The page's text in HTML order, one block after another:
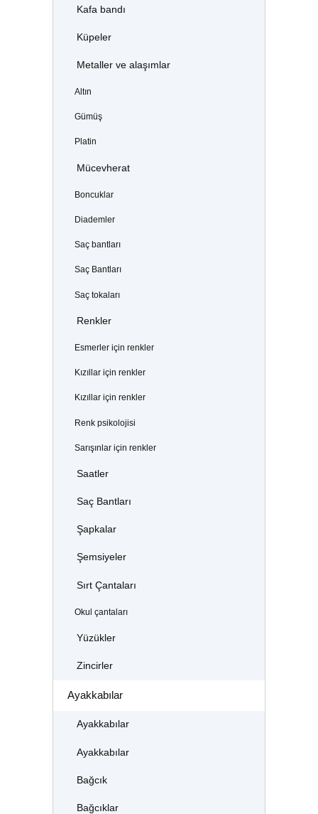
Kafa bandı
Küpeler
Metaller ve alaşımlar
Altın
Gümüş
Platin
Mücevherat
Boncuklar
Diademler
Saç bantları
Saç Bantları
Saç tokaları
Renkler
Esmerler için renkler
Kızıllar için renkler
Kızıllar için renkler
Renk psikolojisi
Sarışınlar için renkler
Saatler
Saç Bantları
Şapkalar
Şemsiyeler
Sırt Çantaları
Okul çantaları
Yüzükler
Zincirler
Ayakkabılar
Ayakkabılar
Ayakkabılar
Bağcık
Bağcıklar